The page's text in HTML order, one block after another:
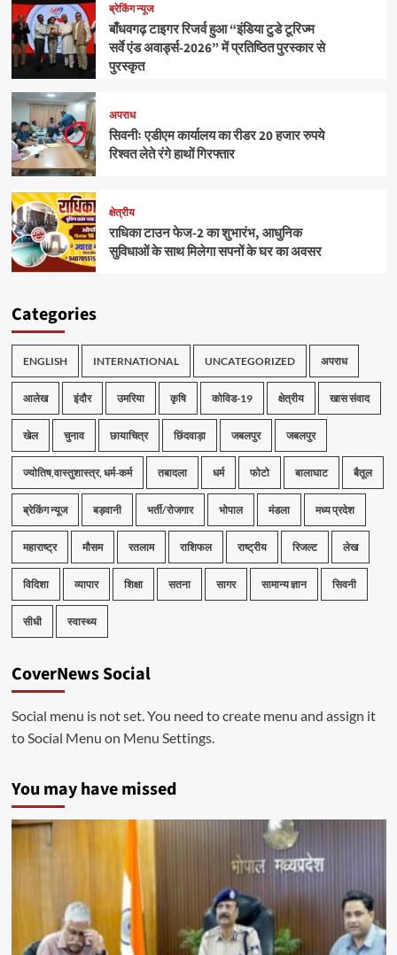
ब्रेकिंग न्यूज
बाँधवगढ़ टाइगर रिजर्व हुआ “इंडिया टुडे टूरिज्म
सर्वे एंड अवार्ड्स-2026” में प्रतिष्ठित पुरस्कार से
पुरस्कृत
अपराध
सिवनीः एडीएम कार्यालय का रीडर 20 हजार रुपये
रिश्वत लेते रंगे हाथों गिरफ्तार
क्षेत्रीय
राधिका टाउन फेज-2 का शुभारंभ, आधुनिक
सुविधाओं के साथ मिलेगा सपनों के घर का अवसर
Categories
ENGLISH INTERNATIONAL UNCATEGORIZED अपराध
आलेख इंदौर उमरिया कृषि कोविड-19 क्षेत्रीय खास संवाद
खेल चुनाव छायाचित्र छिंदवाड़ा जबलपुर जबलपुर
ज्योतिष,वास्तुशास्त्र, धर्म-कर्म तबादला धर्म फोटो बालाघाट बैतूल
ब्रेकिंग न्यूज बड़वानी भर्ती/रोजगार भोपाल मंडला मध्य प्रदेश
महाराष्ट्र मौसम रतलाम राशिफल राष्ट्रीय रिजल्ट लेख
विदिशा व्यापार शिक्षा सतना सागर सामान्य ज्ञान सिवनी
सीधी स्वास्थ्य
CoverNews Social
Social menu is not set. You need to create menu and assign it
to Social Menu on Menu Settings.
You may have missed